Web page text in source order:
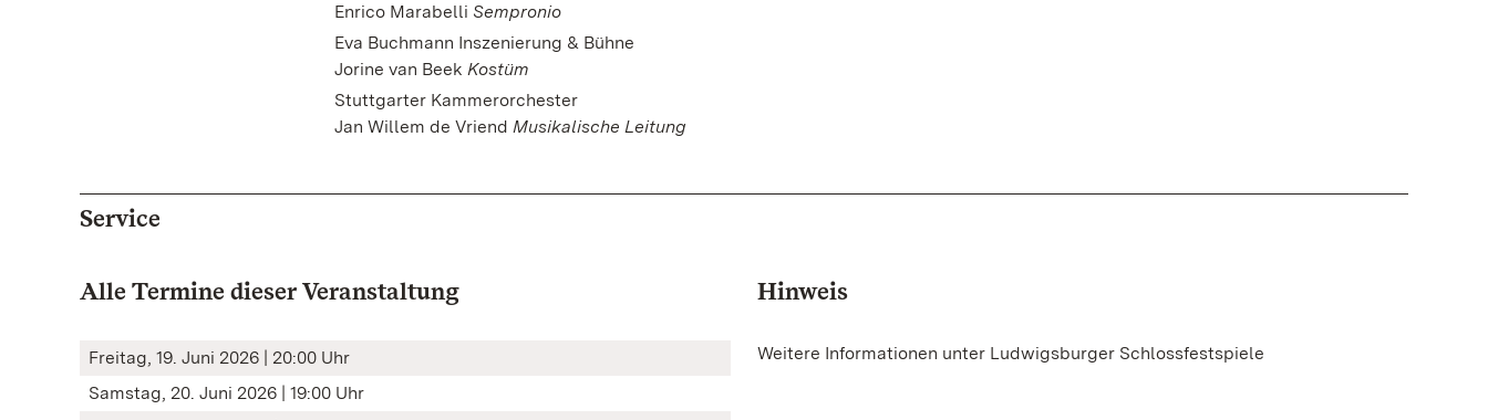
Enrico Marabelli Sempronio
Eva Buchmann Inszenierung & Bühne
Jorine van Beek Kostüm
Stuttgarter Kammerorchester
Jan Willem de Vriend Musikalische Leitung
Service
Alle Termine dieser Veranstaltung
Freitag, 19. Juni 2026 | 20:00 Uhr
Samstag, 20. Juni 2026 | 19:00 Uhr
Hinweis
Weitere Informationen unter Ludwigsburger Schlossfestspiele